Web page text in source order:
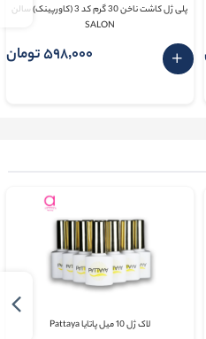
پلی ژل کاشت ناخن 30 گرم کد 3 (کاورپینک) سالن
SALON
598٬000 تومان
لاک ژل 10 میل پاتایا Pattaya